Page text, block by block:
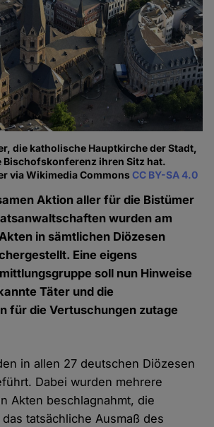
die katholische Hauptkirche der Stadt,
Bischofskonferenz ihren Sitz hat.
via Wikimedia CommonsCC BY-SA 4.0
Aktion aller für die Bistümer
wurden am
in sämtlichen Diözesen
Eine eigens
soll nun Hinweise
Täter und die
für die Vertuschungen zutage
in allen 27 deutschen Diözesen
Dabei wurden mehrere
Akten beschlagnahmt, die
tatsächliche Ausmaß des